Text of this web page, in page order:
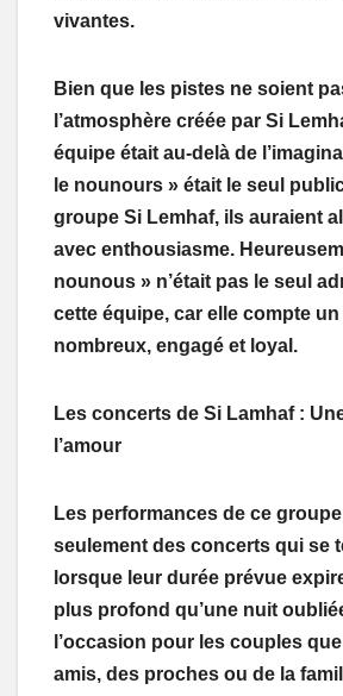
vivantes.
Bien que les pistes ne soient
l’atmosphère créée par Si
équipe était au-delà de
le nounours » était le seul
groupe Si Lemhaf, ils auraient
avec enthousiasme.
nounous » n’était pas le seul
cette équipe, car elle compte
nombreux, engagé et loyal.
Les concerts de Si Lamhaf :
l’amour
Les performances de ce
seulement des concerts qui se
lorsque leur durée prévue
plus profond qu’une nuit
l’occasion pour les couples
amis, des proches ou de la